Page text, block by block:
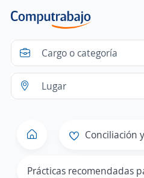
Conciliación
Prácticas recomendadas